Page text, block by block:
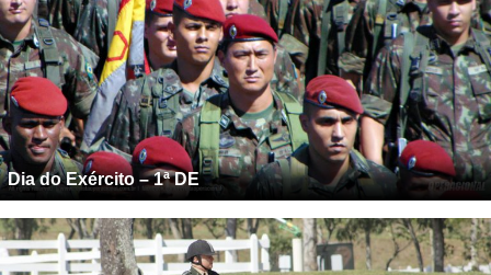
Dia do Exército – 1ª DE